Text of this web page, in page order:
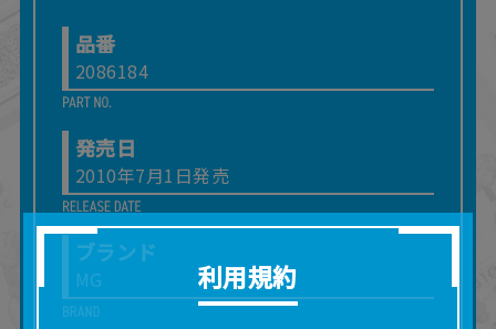
品番
2086184
発売日
2010年7月1日発売
ブランド
MG 利用規約